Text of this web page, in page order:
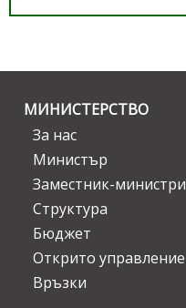
МИНИСТЕРСТВО
За нас
Министър
Заместник-министри
Структура
Бюджет
Открито управление
Връзки